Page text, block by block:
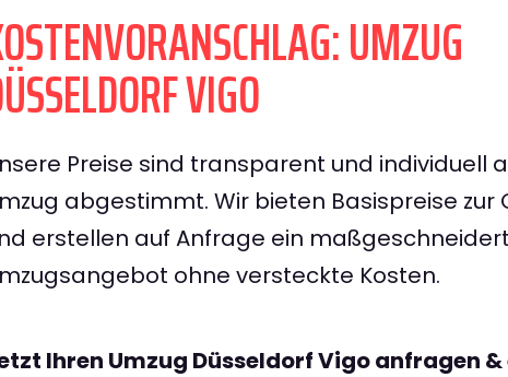
UMZUG
VIGO
Preise sind transparent und individuell
abgestimmt. Wir bieten Basispreise zur
erstellen auf Anfrage ein
ohne versteckte Kosten.
Ihren Umzug Düsseldorf Vigo anfragen &